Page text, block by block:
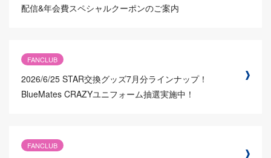
配信&年会費スペシャルクーポンのご案内
FANCLUB
2026/6/25 STAR交換グッズ7月分ラインナップ！
BlueMates CRAZYユニフォーム抽選実施中！
FANCLUB